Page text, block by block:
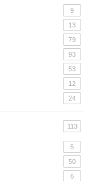
9
13
79
93
53
12
24
113
5
50
6